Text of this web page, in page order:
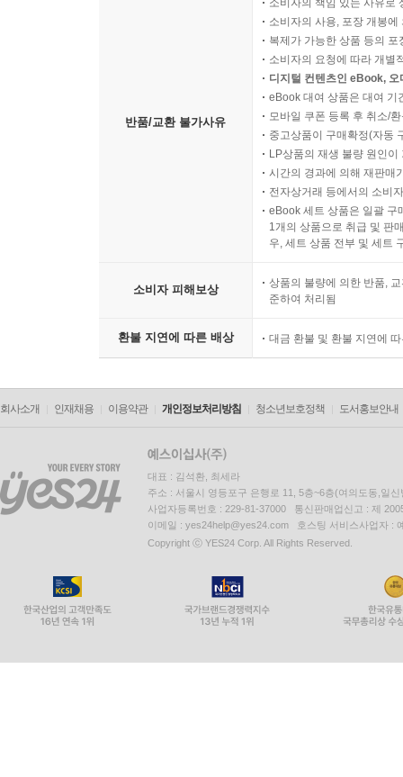
반품/교환 불가사유
소비자의 사용, 포장 개봉
복제가 가능한 상품 등의
소비자의 요청에 따라 개별
디지털 컨텐츠인 eBook,
eBook 대여 상품은 대여 기
모바일 쿠폰 등록 후 취소/
중고상품이 구매확정(자동
LP상품의 재생 불량 원인
시간의 경과에 의해 재판매
전자상거래 등에서의 소비
eBook 세트 상품은 일괄 구
1개의 상품으로 취급 및 판
우, 세트 상품 전부 및 세트
소비자 피해보상
상품의 불량에 의한 반품,
준하여 처리됨
환불 지연에 따른 배상 대금 환불 및 환불 지연에
회사소개 인재채용 이용약관 개인정보처리방침 청소년보호정책 도서홍보안내
대표 : 김석환, 최세라
주소 : 서울시 영등포구 은행로 11, 5층~6층(여의도동,일신
사업자등록번호 : 229-81-37000 통신판매업신고 : 제
이메일 : yes24help@yes24.com 호스팅 서비스사업자 :
Copyright ⓒ YES24 Corp. All Rights Reserved.